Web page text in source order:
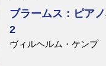
ブラームス：ピア
2
ヴィルヘルム・ケンプ